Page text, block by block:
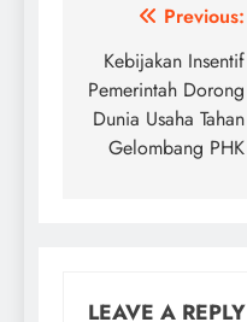
Post
navigation
Previous:
Kebijakan Insentif
Pemerintah Dorong
Dunia Usaha Tahan
Gelombang PHK
LEAVE A REPLY